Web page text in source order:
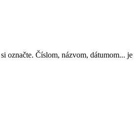
označte. Číslom, názvom, dátumom... je